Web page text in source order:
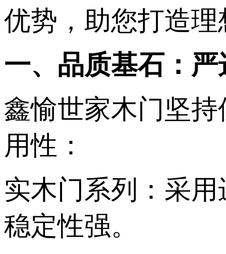
优势，助您打造
一、品质基石：
鑫愉世家木门坚
用性： ‌
实木门系列‌：采
稳定性强。 ‌